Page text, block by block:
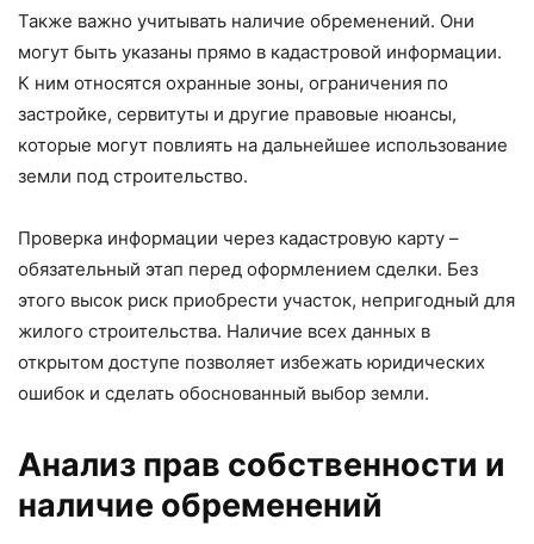
Также важно учитывать наличие обременений. Они
могут быть указаны прямо в кадастровой информации.
К ним относятся охранные зоны, ограничения по
застройке, сервитуты и другие правовые нюансы,
которые могут повлиять на дальнейшее использование
земли под строительство.
Проверка информации через кадастровую карту –
обязательный этап перед оформлением сделки. Без
этого высок риск приобрести участок, непригодный для
жилого строительства. Наличие всех данных в
открытом доступе позволяет избежать юридических
ошибок и сделать обоснованный выбор земли.
Анализ прав собственности и
наличие обременений